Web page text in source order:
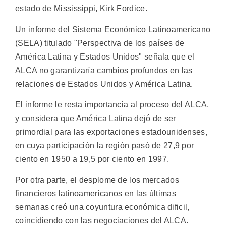
estado de Mississippi, Kirk Fordice.
Un informe del Sistema Económico Latinoamericano
(SELA) titulado "Perspectiva de los países de
América Latina y Estados Unidos" señala que el
ALCA no garantizaría cambios profundos en las
relaciones de Estados Unidos y América Latina.
El informe le resta importancia al proceso del ALCA,
y considera que América Latina dejó de ser
primordial para las exportaciones estadounidenses,
en cuya participación la región pasó de 27,9 por
ciento en 1950 a 19,5 por ciento en 1997.
Por otra parte, el desplome de los mercados
financieros latinoamericanos en las últimas
semanas creó una coyuntura económica dificil,
coincidiendo con las negociaciones del ALCA.